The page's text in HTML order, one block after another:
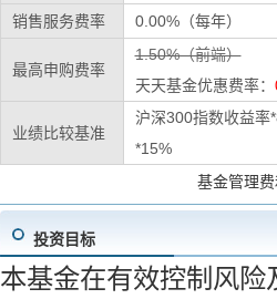
销售服务费率
0.00%（每年）
最高申购费率
1.50%（前端）
天天基金优惠费率：
业绩比较基准
沪深300指数收益率
*15%
基金管理
投资目标
本基金在有效控制风